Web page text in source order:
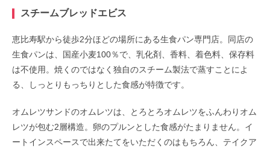
スチームブレッドエビス
恵比寿駅から徒歩2分ほどの場所にある生食パン専門店。同店の
生食パンは、国産小麦100％で、乳化剤、香料、着色料、保存料
は不使用。焼くのではなく独自のスチーム製法で蒸すことによ
る、しっとりもっちりとした食感が特徴です。
オムレツサンドのオムレツは、とろとろオムレツをふんわりオム
レツが包む2層構造。卵のプルンとした食感がたまりません。イ
ートインスペースで出来たてをいただくのはもちろん、テイクア